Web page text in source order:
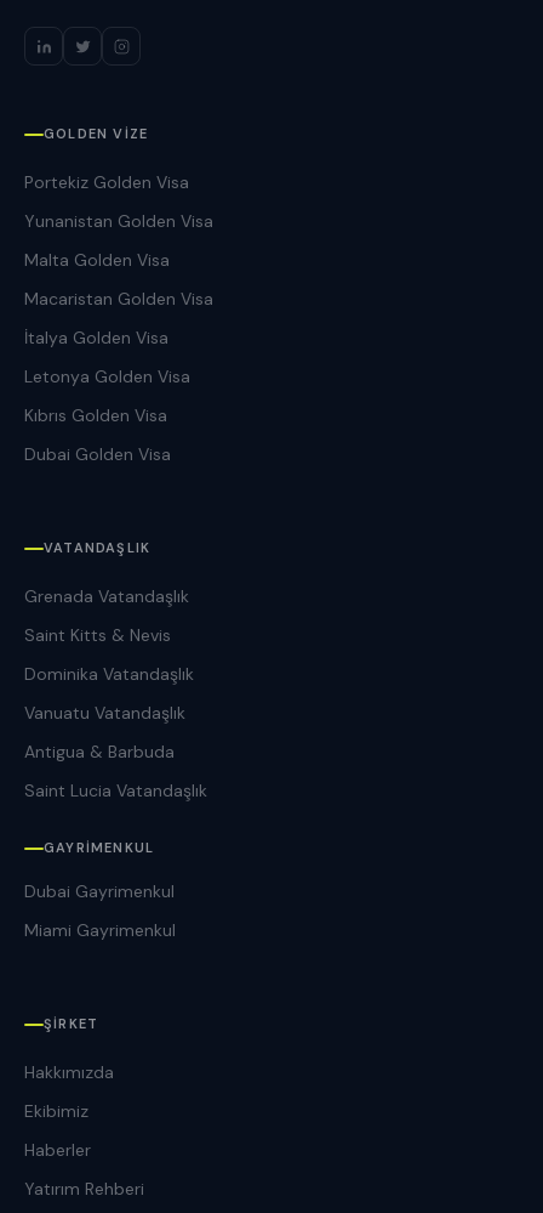
GOLDEN VIZE
Portekiz Golden Visa
Yunanistan Golden Visa
Malta Golden Visa
Macaristan Golden Visa
İtalya Golden Visa
Letonya Golden Visa
Kıbrıs Golden Visa
Dubai Golden Visa
VATANDAŞLIK
Grenada Vatandaşlık
Saint Kitts & Nevis
Dominika Vatandaşlık
Vanuatu Vatandaşlık
Antigua & Barbuda
Saint Lucia Vatandaşlık
GAYRIMENKUL
Dubai Gayrimenkul
Miami Gayrimenkul
ŞIRKET
Hakkımızda
Ekibimiz
Haberler
Yatırım Rehberi